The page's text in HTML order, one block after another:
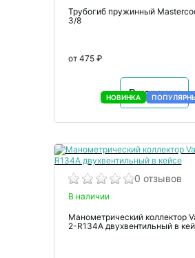
Трубогиб пружинный
3/8
от 475 ₽
В корзину
НОВИНКА
0 отзывов
В наличии
Манометрический коллектор
2-R134A двухвентильный в